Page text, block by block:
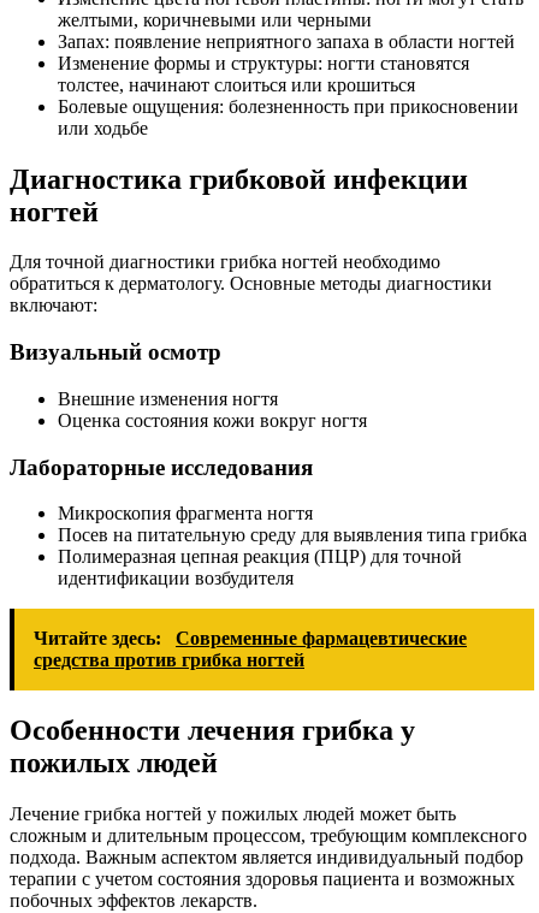
желтыми, коричневыми или черными
Запах: появление неприятного запаха в области ногтей
Изменение формы и структуры: ногти становятся
толстее, начинают слоиться или крошиться
Болевые ощущения: болезненность при прикосновении
или ходьбе
Диагностика грибковой инфекции
ногтей
Для точной диагностики грибка ногтей необходимо
обратиться к дерматологу. Основные методы диагностики
включают:
Визуальный осмотр
Внешние изменения ногтя
Оценка состояния кожи вокруг ногтя
Лабораторные исследования
Микроскопия фрагмента ногтя
Посев на питательную среду для выявления типа грибка
Полимеразная цепная реакция (ПЦР) для точной
идентификации возбудителя
Читайте здесь:
Современные фармацевтические
средства против грибка ногтей
Особенности лечения грибка у
пожилых людей
Лечение грибка ногтей у пожилых людей может быть
сложным и длительным процессом, требующим комплексного
подхода. Важным аспектом является индивидуальный подбор
терапии с учетом состояния здоровья пациента и возможных
побочных эффектов лекарств.